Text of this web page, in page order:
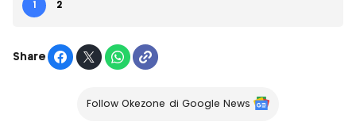
1 2
Share
Follow Okezone di Google News